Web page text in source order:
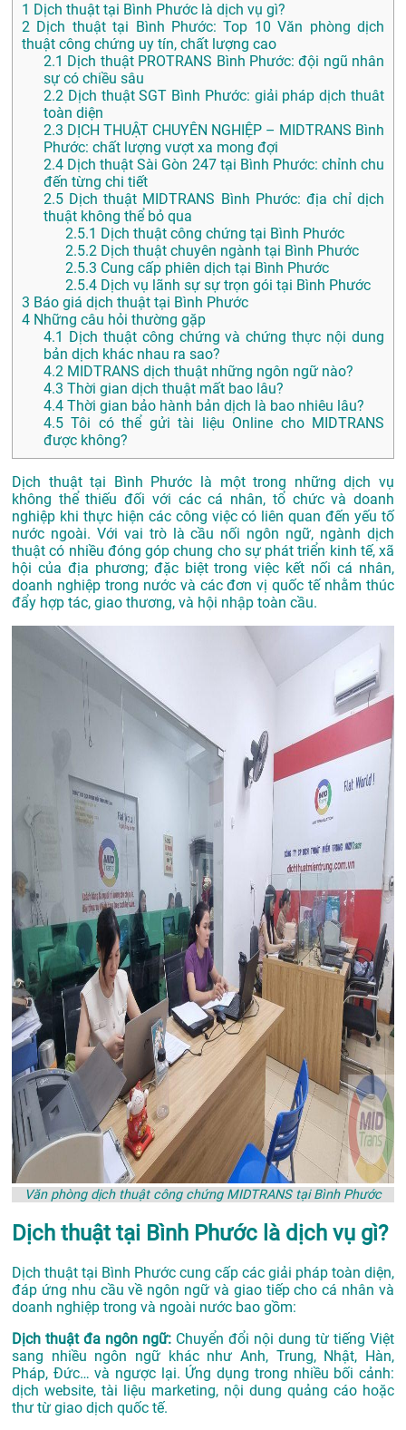
1 Dịch thuật tại Bình Phước là dịch vụ gì?
2 Dịch thuật tại Bình Phước: Top 10 Văn phòng dịch
thuật công chứng uy tín, chất lượng cao
2.1 Dịch thuật PROTRANS Bình Phước: đội ngũ nhân
sự có chiều sâu
2.2 Dịch thuật SGT Bình Phước: giải pháp dịch thuât
toàn diện
2.3 DỊCH THUẬT CHUYÊN NGHIỆP – MIDTRANS Bình
Phước: chất lượng vượt xa mong đợi
2.4 Dịch thuật Sài Gòn 247 tại Bình Phước: chỉnh chu
đến từng chi tiết
2.5 Dịch thuật MIDTRANS Bình Phước: địa chỉ dịch
thuật không thể bỏ qua
2.5.1 Dịch thuật công chứng tại Bình Phước
2.5.2 Dịch thuật chuyên ngành tại Bình Phước
2.5.3 Cung cấp phiên dịch tại Bình Phước
2.5.4 Dịch vụ lãnh sự sự trọn gói tại Bình Phước
3 Báo giá dịch thuật tại Bình Phước
4 Những câu hỏi thường gặp
4.1
Dịch thuật công chứng và chứng thực nội dung
bản dịch khác nhau ra sao?
4.2 MIDTRANS dịch thuật những ngôn ngữ nào?
4.3 Thời gian dịch thuật mất bao lâu?
4.4 Thời gian bảo hành bản dịch là bao nhiêu lâu?
4.5 Tôi có thể gửi tài liệu Online cho MIDTRANS
được không?
Dịch thuật tại Bình Phước là một trong những dịch vụ
không thể thiếu đối với các cá nhân, tổ chức và doanh
nghiệp khi thực hiện các công việc có liên quan đến yếu tố
nước ngoài. Với vai trò là cầu nối ngôn ngữ, ngành dịch
thuật có nhiều đóng góp chung cho sự phát triển kinh tế, xã
hội của địa phương; đặc biệt trong việc kết nối cá nhân,
doanh nghiệp trong nước và các đơn vị quốc tế nhằm thúc
đẩy hợp tác, giao thương, và hội nhập toàn cầu.
Văn phòng dịch thuật công chứng MIDTRANS tại Bình Phước
Dịch thuật tại Bình Phước là dịch vụ gì?
Dịch thuật tại Bình Phước cung cấp các giải pháp toàn diện,
đáp ứng nhu cầu về ngôn ngữ và giao tiếp cho cá nhân và
doanh nghiệp trong và ngoài nước bao gồm:
Dịch thuật đa ngôn ngữ: Chuyển đổi nội dung từ tiếng Việt
sang nhiều ngôn ngữ khác như Anh, Trung, Nhật, Hàn,
Pháp, Đức… và ngược lại. Ứng dụng trong nhiều bối cảnh:
dịch website, tài liệu marketing, nội dung quảng cáo hoặc
thư từ giao dịch quốc tế.